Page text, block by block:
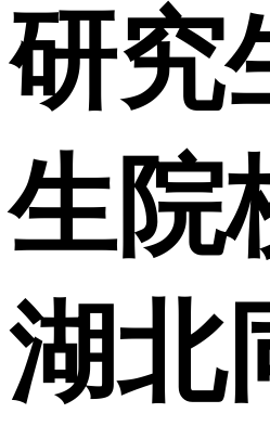
研究
生院
湖北